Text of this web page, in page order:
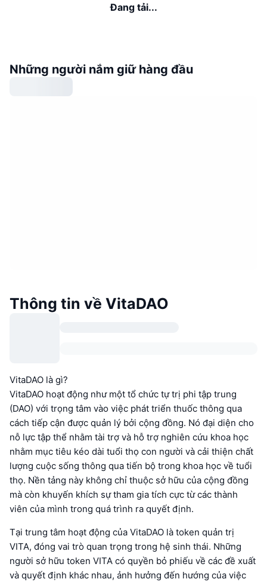
Đang tải...
Những người nắm giữ hàng đầu
Thông tin về VitaDAO
VitaDAO là gì?
VitaDAO hoạt động như một tổ chức tự trị phi tập trung
(DAO) với trọng tâm vào việc phát triển thuốc thông qua
cách tiếp cận được quản lý bởi cộng đồng. Nó đại diện cho
nỗ lực tập thể nhằm tài trợ và hỗ trợ nghiên cứu khoa học
nhằm mục tiêu kéo dài tuổi thọ con người và cải thiện chất
lượng cuộc sống thông qua tiến bộ trong khoa học về tuổi
thọ. Nền tảng này không chỉ thuộc sở hữu của cộng đồng
mà còn khuyến khích sự tham gia tích cực từ các thành
viên của mình trong quá trình ra quyết định.
Tại trung tâm hoạt động của VitaDAO là token quản trị
VITA, đóng vai trò quan trọng trong hệ sinh thái. Những
người sở hữu token VITA có quyền bỏ phiếu về các đề xuất
và quyết định khác nhau, ảnh hưởng đến hướng của việc